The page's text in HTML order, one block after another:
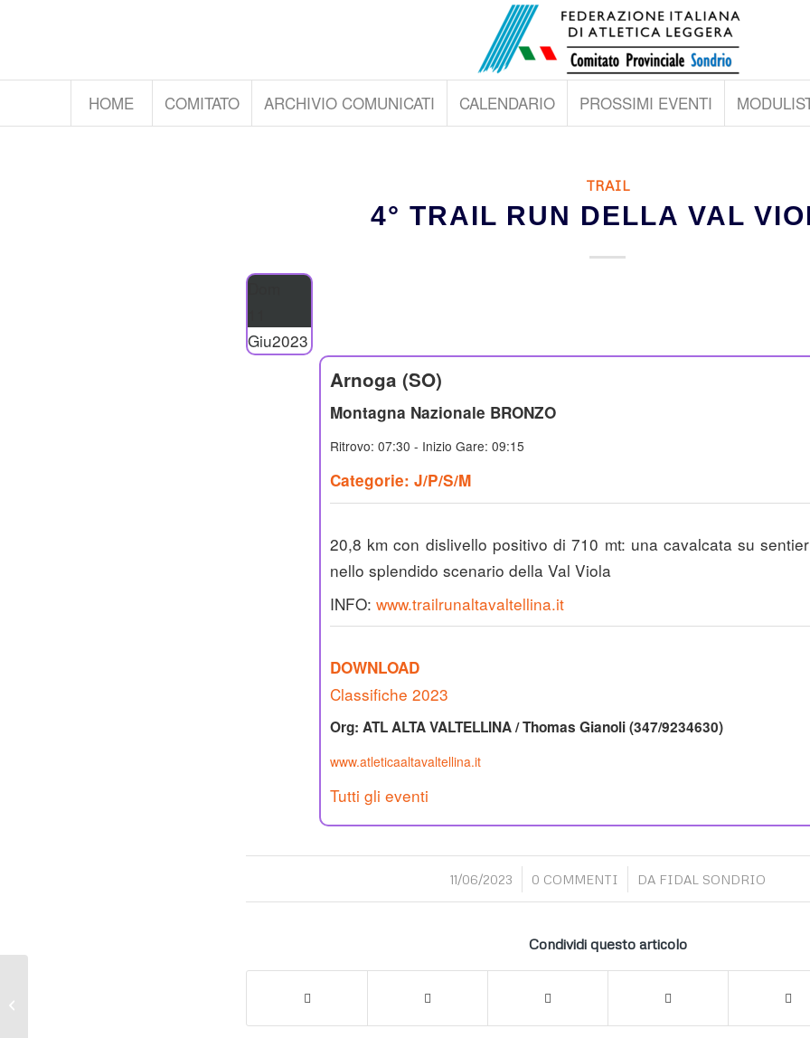
HOME COMITATO ARCHIVIO COMUNICATI CALENDARIO PROSSIMI EVENTI
TRAIL
4° TRAIL RUN DELLA VAL
Dom
Giu2023
Arnoga (SO)
Montagna Nazionale BRONZO
Ritrovo: 07:30 - Inizio Gare: 09:15
Categorie: J/P/S/M
20,8 km con dislivello positivo di 710 mt: una cavalcata su
nello splendido scenario della Val Viola
INFO: www.trailrunaltavaltellina.it
DOWNLOAD
Classifiche 2023
Org: ATL ALTA VALTELLINA / Thomas Gianoli (347/9234630)
www.atleticaaltavaltellina.it
Tutti gli eventi
11/06/2023
/ 0 COMMENTI
/ DA FIDAL SONDRIO
Condividi questo articolo